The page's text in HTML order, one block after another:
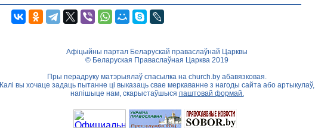
Афіцыйны партал Беларускай праваслаўнай Царквы
© Беларуская Праваслаўная Царква 2019
Пры перадруку матэрыялаў спасылка на church.by абавязковая.
Калі вы хочаце задаць пытанне ці выказаць свае меркаванне з нагоды сайта або артыкулаў,
напішыце нам, скарыстаўшыся паштовай формай.